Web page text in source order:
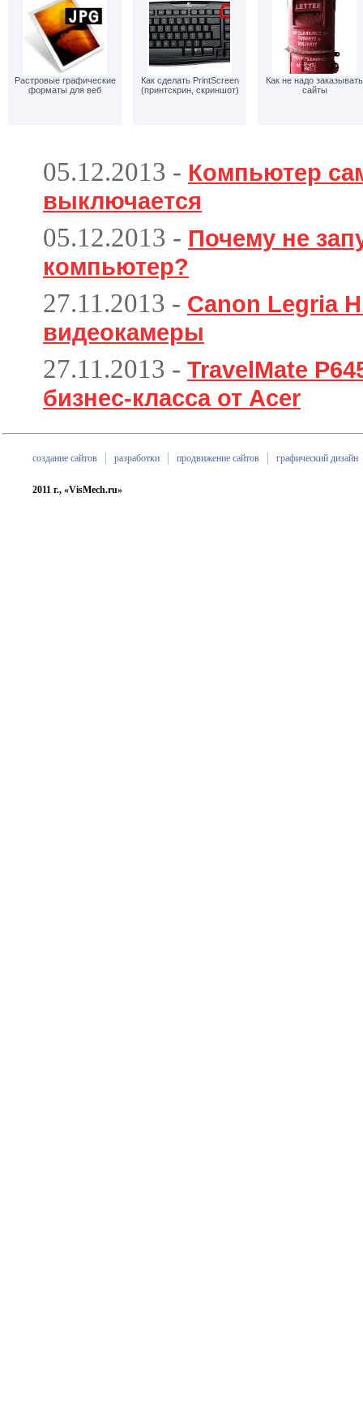
Растровые графические
форматы для веб
Как сделать PrintScreen
(принтскрин, скриншот)
Как не надо заказывать
сайты
05.12.2013 - Компьютер
выключается
05.12.2013 - Почему не
компьютер?
27.11.2013 - Canon Legria
видеокамеры
27.11.2013 - TravelMate
бизнес-класса от Acer
создание сайтов разработки продвижение сайтов графический дизайн
2011 г., «VisMech.ru»